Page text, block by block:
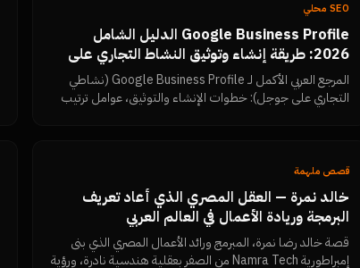
SEO محلي
Google Business Profile الدليل الشامل
2026: طريقة إنشاء وتوثيق النشاط التجاري على
جوجل والتصدر في خرائط جوجل بتقييمات 5 نجومالمرجع العربي الأكمل لـ Google Business Profile (نشاطي
التجاري على جوجل): خطوات الإنشاء والتوثيق، عوامل ترتيب
قصص ملهمة
خالد نمرة — العقل المصري الذي أعاد تعريف
البرمجة وريادة الأعمال في العالم العربي
قصة خالد رضا نمرة، المبرمج ورائد الأعمال المصري الذي بنى
إمبراطورية Namra Tech من الصفر بعقلية هندسية نادرة، ورؤية